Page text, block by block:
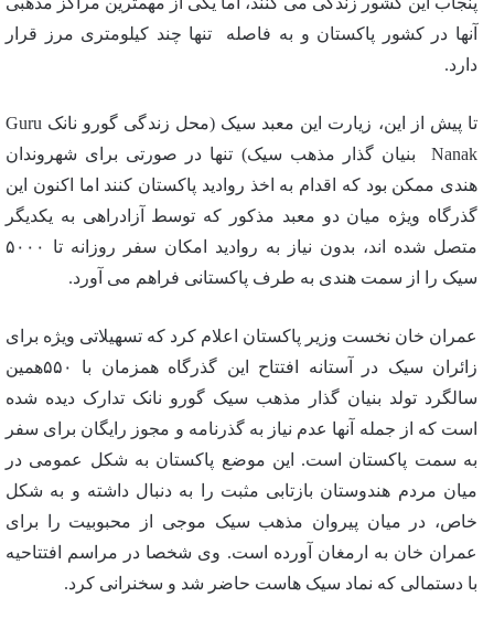
آنها در کشور پاکستان و به فاصله تنها چند کیلومتری مرز قرار
دارد.
تا پیش از این، زیارت این معبد سیک (محل زندگی گورو نانک Guru
Nanak بنیان گذار مذهب سیک) تنها در صورتی برای شهروندان
هندی ممکن بود که اقدام به اخذ روادید پاکستان کنند اما اکنون این
گذرگاه ویژه میان دو معبد مذکور که توسط آزادراهی به یکدیگر
متصل شده اند، بدون نیاز به روادید امکان سفر روزانه تا ۵۰۰۰
سیک را از سمت هندی به طرف پاکستانی فراهم می آورد.
عمران خان نخست وزیر پاکستان اعلام کرد که تسهیلاتی ویژه برای
زائران سیک در آستانه افتتاح این گذرگاه همزمان با ۵۵۰همین
سالگرد تولد بنیان گذار مذهب سیک گورو نانک تدارک دیده شده
است که از جمله آنها عدم نیاز به گذرنامه و مجوز رایگان برای سفر
به سمت پاکستان است. این موضع پاکستان به شکل عمومی در
میان مردم هندوستان بازتابی مثبت را به دنبال داشته و به شکل
خاص، در میان پیروان مذهب سیک موجی از محبوبیت را برای
عمران خان به ارمغان آورده است. وی شخصا در مراسم افتتاحیه
با دستمالی که نماد سیک هاست حاضر شد و سخنرانی کرد.